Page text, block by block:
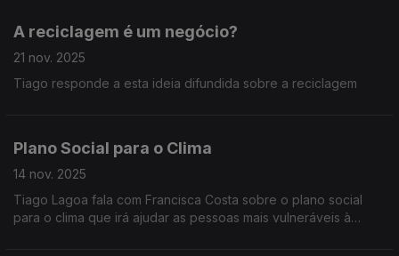
A reciclagem é um negócio?
21 nov. 2025
Tiago responde a esta ideia difundida sobre a reciclagem
Plano Social para o Clima
14 nov. 2025
Tiago Lagoa fala com Francisca Costa sobre o plano social
para o clima que irá ajudar as pessoas mais vulneráveis à